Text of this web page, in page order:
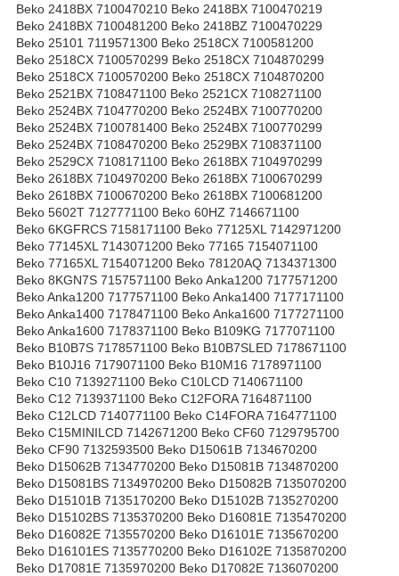
Beko 2418BX 7100470210 Beko 2418BX 7100470219
Beko 2418BX 7100481200 Beko 2418BZ 7100470229
Beko 25101 7119571300 Beko 2518CX 7100581200
Beko 2518CX 7100570299 Beko 2518CX 7104870299
Beko 2518CX 7100570200 Beko 2518CX 7104870200
Beko 2521BX 7108471100 Beko 2521CX 7108271100
Beko 2524BX 7104770200 Beko 2524BX 7100770200
Beko 2524BX 7100781400 Beko 2524BX 7100770299
Beko 2524BX 7108470200 Beko 2529BX 7108371100
Beko 2529CX 7108171100 Beko 2618BX 7104970299
Beko 2618BX 7104970200 Beko 2618BX 7100670299
Beko 2618BX 7100670200 Beko 2618BX 7100681200
Beko 5602T 7127771100 Beko 60HZ 7146671100
Beko 6KGFRCS 7158171100 Beko 77125XL 7142971200
Beko 77145XL 7143071200 Beko 77165 7154071100
Beko 77165XL 7154071200 Beko 78120AQ 7134371300
Beko 8KGN7S 7157571100 Beko Anka1200 7177571200
Beko Anka1200 7177571100 Beko Anka1400 7177171100
Beko Anka1400 7178471100 Beko Anka1600 7177271100
Beko Anka1600 7178371100 Beko B109KG 7177071100
Beko B10B7S 7178571100 Beko B10B7SLED 7178671100
Beko B10J16 7179071100 Beko B10M16 7178971100
Beko C10 7139271100 Beko C10LCD 7140671100
Beko C12 7139371100 Beko C12FORA 7164871100
Beko C12LCD 7140771100 Beko C14FORA 7164771100
Beko C15MINILCD 7142671200 Beko CF60 7129795700
Beko CF90 7132593500 Beko D15061B 7134670200
Beko D15062B 7134770200 Beko D15081B 7134870200
Beko D15081BS 7134970200 Beko D15082B 7135070200
Beko D15101B 7135170200 Beko D15102B 7135270200
Beko D15102BS 7135370200 Beko D16081E 7135470200
Beko D16082E 7135570200 Beko D16101E 7135670200
Beko D16101ES 7135770200 Beko D16102E 7135870200
Beko D17081E 7135970200 Beko D17082E 7136070200